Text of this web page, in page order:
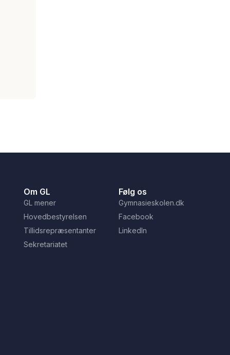
Om GL
GL mener
Hovedbestyrelsen
Tillidsrepræsentanter
Sekretariatet
Følg os
Gymnasieskolen.dk
Facebook
LinkedIn